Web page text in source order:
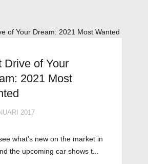
Drive of Your
2021 Most
2017
what's new on the market in
the upcoming car shows t...